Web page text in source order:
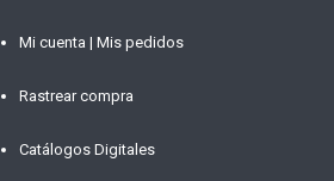
Mi cuenta | Mis pedidos
Rastrear compra
Catálogos Digitales